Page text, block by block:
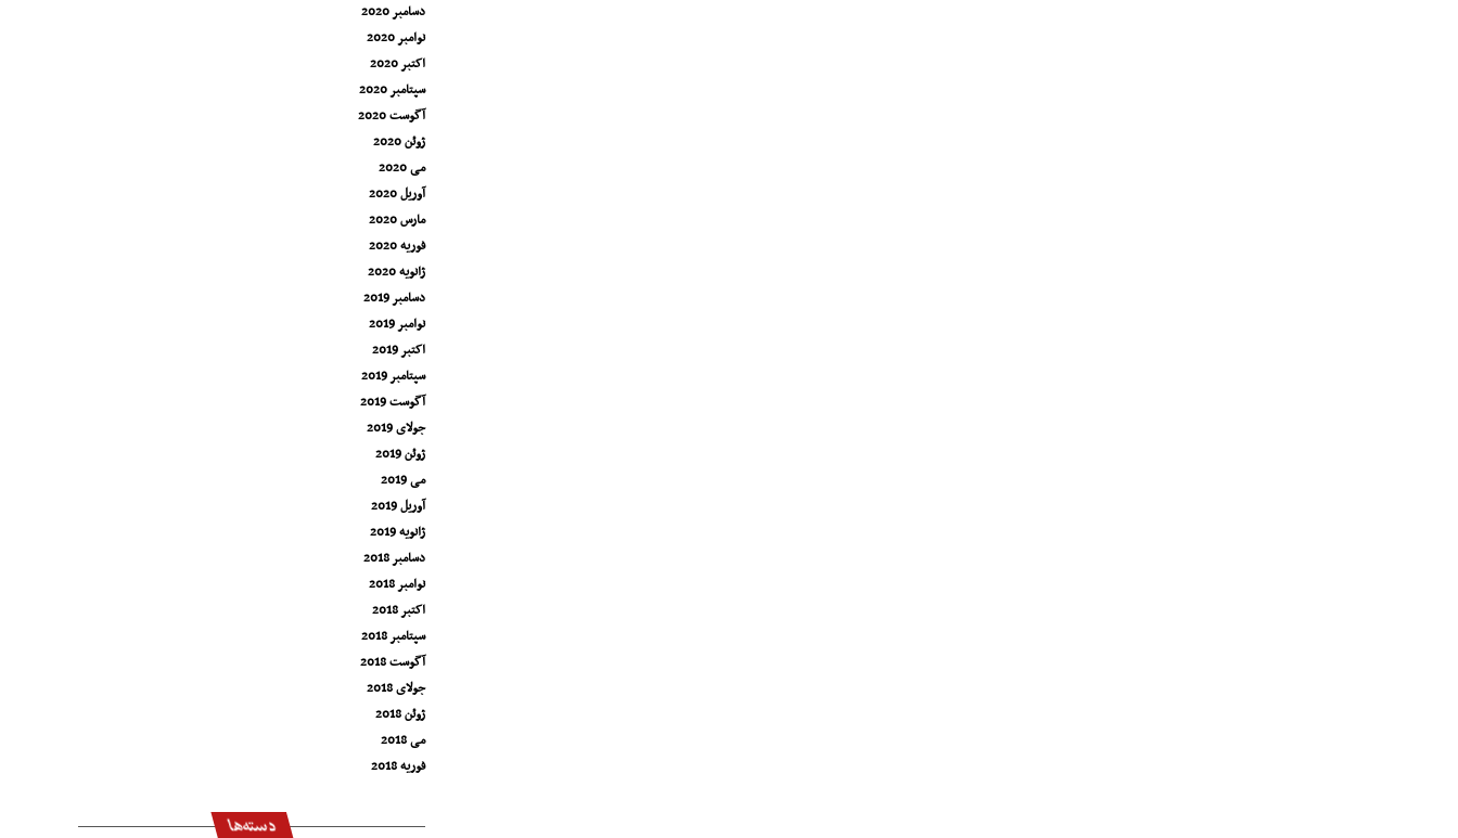
دسامبر 2020
نوامبر 2020
اکتبر 2020
سپتامبر 2020
آگوست 2020
ژوئن 2020
می 2020
آوریل 2020
مارس 2020
فوریه 2020
ژانویه 2020
دسامبر 2019
نوامبر 2019
اکتبر 2019
سپتامبر 2019
آگوست 2019
جولای 2019
ژوئن 2019
می 2019
آوریل 2019
ژانویه 2019
دسامبر 2018
نوامبر 2018
اکتبر 2018
سپتامبر 2018
آگوست 2018
جولای 2018
ژوئن 2018
می 2018
فوریه 2018
دسته‌ها